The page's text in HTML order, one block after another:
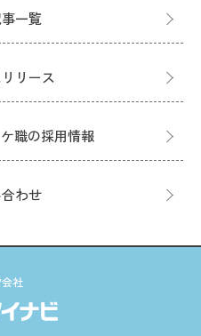
一覧
リース
職の採用情報
わせ
社